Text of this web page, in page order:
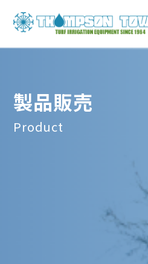
製品販売
Product